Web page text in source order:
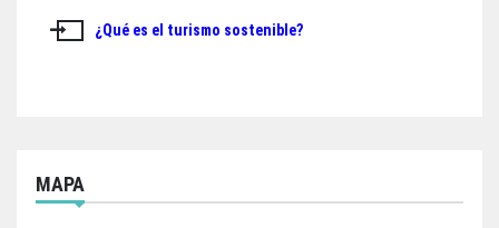
entradas
¿Qué es el turismo sostenible?
MAPA